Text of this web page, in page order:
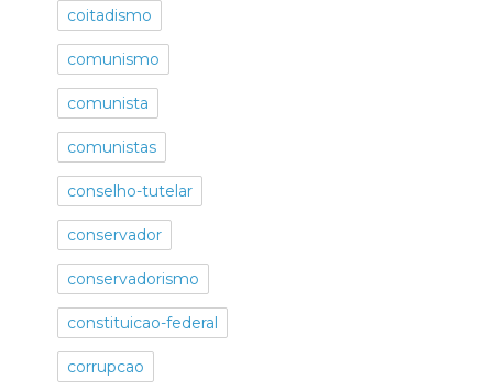
coitadismo
comunismo
comunista
comunistas
conselho-tutelar
conservador
conservadorismo
constituicao-federal
corrupcao